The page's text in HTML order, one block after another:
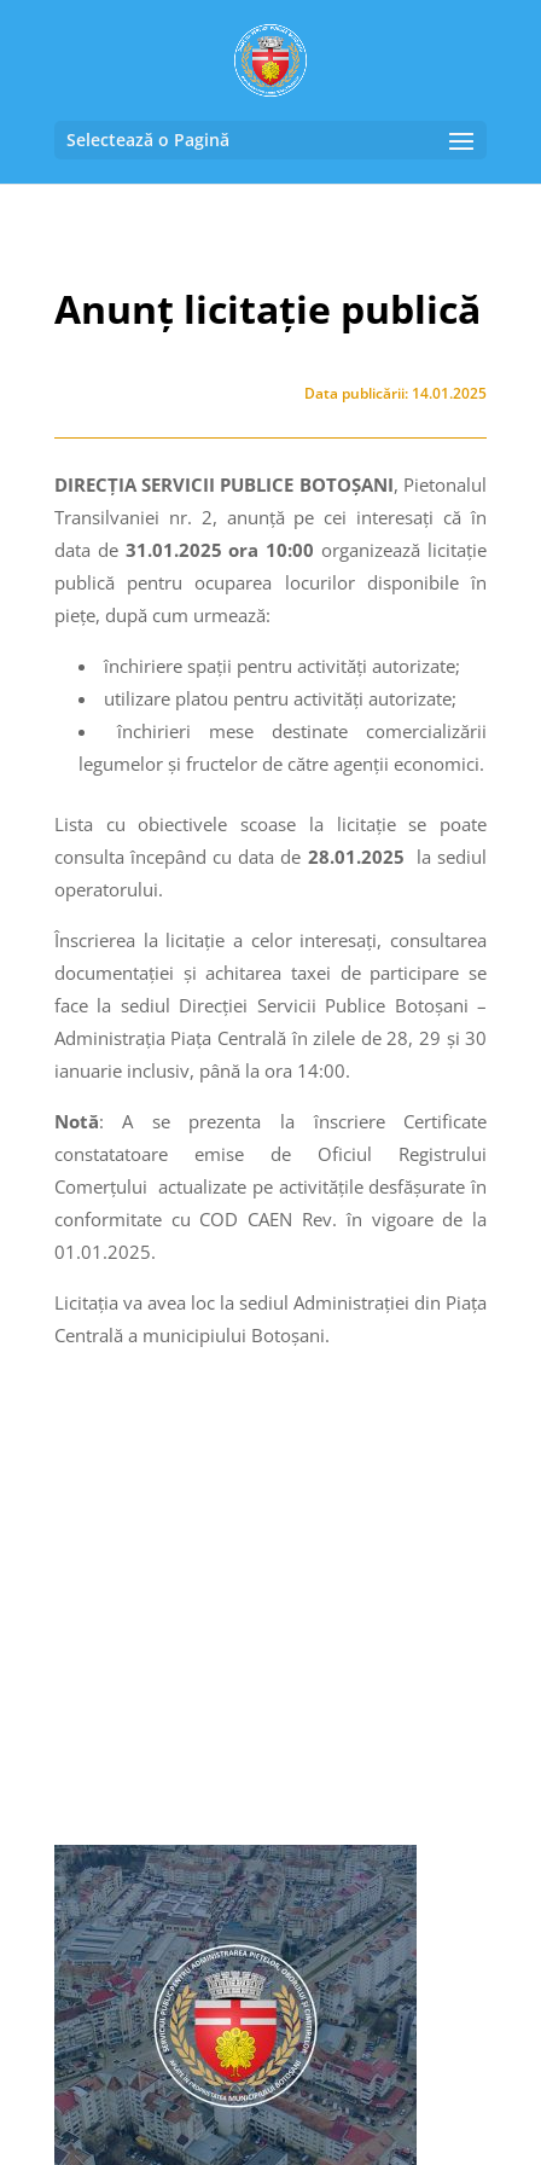
Selectează o Pagină
Anunț licitație publică
Data publicării: 14.01.2025
DIRECȚIA SERVICII PUBLICE BOTOȘANI, Pietonalul
Transilvaniei nr. 2, anunţă pe cei interesaţi că în
data de 31.01.2025 ora 10:00 organizează licitaţie
publică pentru ocuparea locurilor disponibile în
piețe, după cum urmează:
închiriere spații pentru activități autorizate;
utilizare platou pentru activități autorizate;
închirieri mese destinate comercializării
legumelor și fructelor de către agenții economici.
Lista cu obiectivele scoase la licitaţie se poate
consulta începând cu data de 28.01.2025 la sediul
operatorului.
Înscrierea la licitaţie a celor interesaţi, consultarea
documentaţiei şi achitarea taxei de participare se
face la sediul Direcției Servicii Publice Botoşani –
Administrația Piața Centrală în zilele de 28, 29 și 30
ianuarie inclusiv, până la ora 14:00.
Notă: A se prezenta la înscriere Certificate
constatatoare emise de Oficiul Registrului
Comerțului actualizate pe activitățile desfășurate în
conformitate cu COD CAEN Rev. în vigoare de la
01.01.2025.
Licitaţia va avea loc la sediul Administrației din Piața
Centrală a municipiului Botoșani.